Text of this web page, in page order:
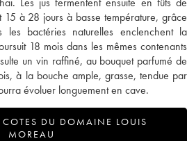
à 28 jours à basse température, grâce
les bactéries naturelles enclenchent la
18 mois dans les mêmes contenants
un vin raffiné, au bouquet parfumé de
à la bouche ample, grasse, tendue par
évoluer longuement en cave.
COTES DU DOMAINE LOUIS
MOREAU